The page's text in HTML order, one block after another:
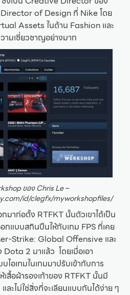
Director of Design ที่ Nike โดย
Assets ในด้าน Fashion และ
มเชี่ยวชาญอย่างมาก
ของ Chris Le –
id/clegfx/myworkshopfiles/
มาก่อตั้ง RTFKT นั้นตัวเขาได้เป็น
แบบสกินปืนให้กับเกม FPS ที่เคย
Strike: Global Offensive และ
2 มาแล้ว โดยเมื่อเอา
อเทมในเกมมาปรับเข้ากับการ
สื้อผ้ารองเท้าของ RTFKT นั้นมี
ละไม่ใช่สิ่งที่จะเลียนแบบกันได้ง่าย ๆ